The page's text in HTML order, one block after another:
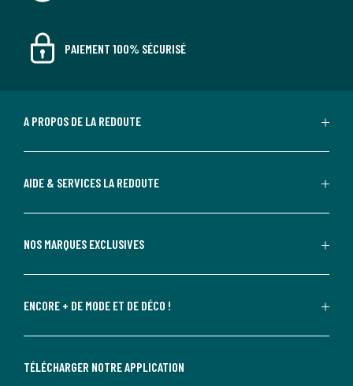
PAIEMENT 100% SÉCURISÉ
A PROPOS DE LA REDOUTE
AIDE & SERVICES LA REDOUTE
NOS MARQUES EXCLUSIVES
ENCORE + DE MODE ET DE DÉCO !
TÉLÉCHARGER NOTRE APPLICATION